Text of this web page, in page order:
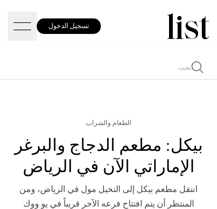
تسجيل الدخول
الطعام والشراب
بيكل: مطعم الدجاج والبرغر
الإماراتي الآن في الرياض
انتقل مطعم بيكل إلى النخيل مول في الرياض، ومن
المنتظر أن يتم افتتاح فرعه الآخر قريباً في يو ووك